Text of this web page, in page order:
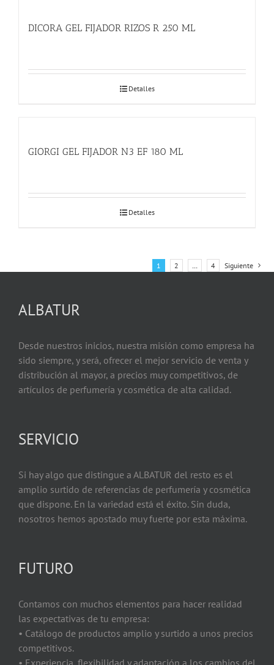
DICORA GEL FIJADOR RIZOS R 250 ML
Detalles
GIORGI GEL FIJADOR N3 EF 180 ML
Detalles
1 2 4 Siguiente
ALBATUR
Desde nuestros inicios, nuestra misión como empresa ha
sido siempre, y será, ofrecer el mejor servicio de venta y
distribución al mayor, a precios muy competitivos, de
artículos de perfumería y cosmética de alta calidad.
SERVICIO
Si hay algo que distingue a ALBATUR del resto es el
amplio surtido de referencias de perfumería y cosmética
que dispone. En la variedad está el éxito. Sin duda,
nosotros hemos apostado muy fuerte por esta máxima.
FUTURO
Contamos con muchos elementos para hacer realidad
las expectativas de tu empresa:
• Catálogo de productos amplio y surtido a unos precios
competitivos.
• Experiencia, flexibilidad y adaptación a los cambios del